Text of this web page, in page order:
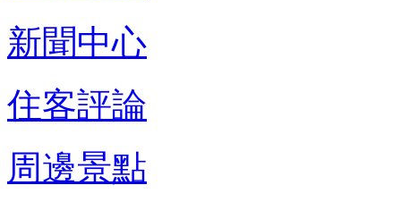
新聞中心
住客評論
周邊景點